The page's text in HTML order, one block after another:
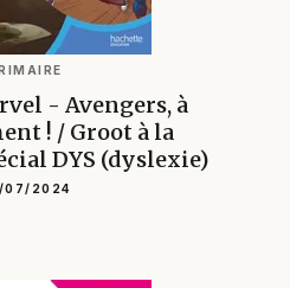
- Avengers, à
! / Groot à la
DYS (dyslexie)
07/2024